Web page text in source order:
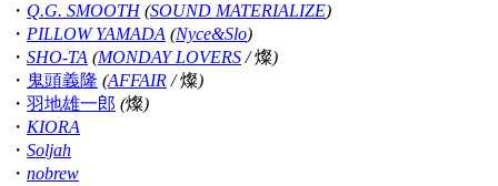
・ Q.G. SMOOTH(SOUND MATERIALIZE)
・ PILLOW YAMADA (Nyce&Slo)
・ SHO-TA (MONDAY LOVERS /燦)
・ 鬼頭義隆 (AFFAIR /燦)
・ 羽地雄一郎 (燦)
・ KIORA
・ Soljah
・ nobrew